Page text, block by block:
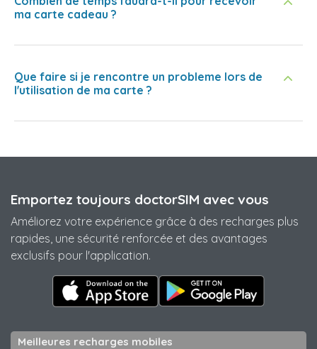
ma carte cadeau ?
Que faire si je rencontre un probleme lors de
l'utilisation de ma carte ?
Emportez toujours doctorSIM avec vous
Améliorez votre expérience grâce à des recharges plus
rapides, une sécurité renforcée et des avantages
exclusifs pour l'application.
Meilleures recharges mobiles